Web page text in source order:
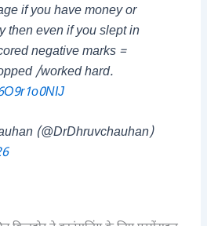
if you have money or
then even if you slept in
negative marks =
/worked hard.
(@DrDhruvchauhan)